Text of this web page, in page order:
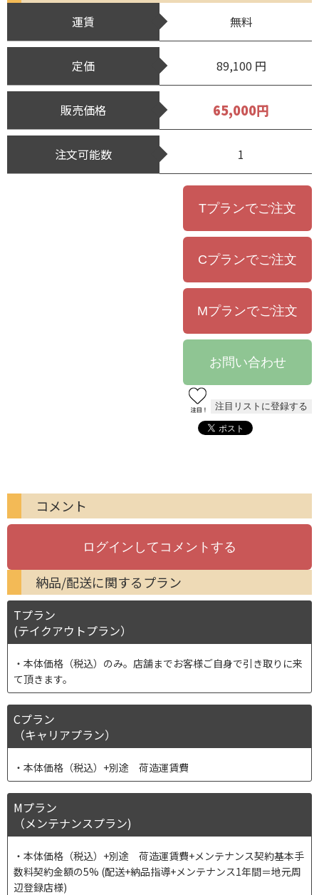
運賃 無料
定価 89,100 円
販売価格 65,000円
注文可能数 1
コメント
納品/配送に関するプラン
Tプラン
(テイクアウトプラン）
本体価格（税込）のみ。店舗までお客様ご自身で引き取りに来
て頂きます。
Cプラン
（キャリアプラン）
本体価格（税込）+別途 荷造運賃費
Mプラン
（メンテナンスプラン)
本体価格（税込）+別途 荷造運賃費+メンテナンス契約基本手
数料契約金額の5% (配送+納品指導+メンテナンス1年間＝地元周
辺登録店様)